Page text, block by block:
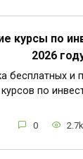
курсы по
2026
бесплатных и
курсов по
0 2.7k.